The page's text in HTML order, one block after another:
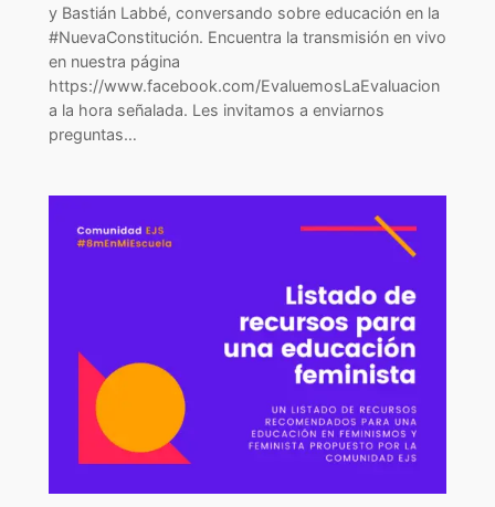
y Bastián Labbé, conversando sobre educación en la
#NuevaConstitución. Encuentra la transmisión en vivo
en nuestra página
https://www.facebook.com/EvaluemosLaEvaluacion
a la hora señalada. Les invitamos a enviarnos
preguntas…